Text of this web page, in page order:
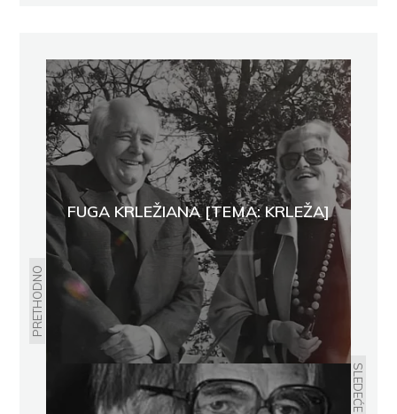
PRETHODNO
FUGA KRLEŽIANA [TEMA: KRLEŽA]
SLEDEĆE